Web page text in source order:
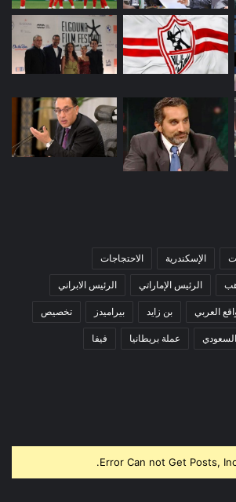
الإسكندرية الاحتجاجات
الرئيس الإماراتي الرئيس الابراني
العربي بن زايد بيراميدز تخصيص
عملة بريطانيا فيفا
Error Can not Get Posts,